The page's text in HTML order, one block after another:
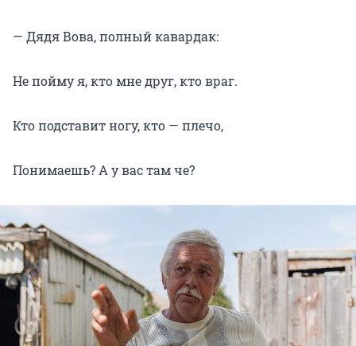
— Дядя Вова, полный кавардак:
Не пойму я, кто мне друг, кто враг.
Кто подставит ногу, кто — плечо,
Понимаешь? А у вас там че?